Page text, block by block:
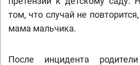
том, что случай не
мама мальчика.
После инцидента